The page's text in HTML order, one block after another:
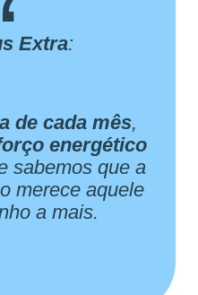
Extra:
de cada mês,
energético
sabemos que a
merece aquele
a mais.